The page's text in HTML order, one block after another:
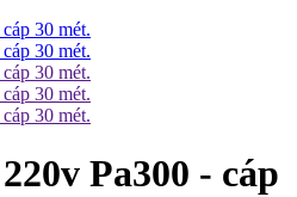
Pa300 - cáp